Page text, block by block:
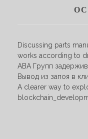
Discussing parts
works according to
АВА Групп
Вывод из запоя в
A clearer way to